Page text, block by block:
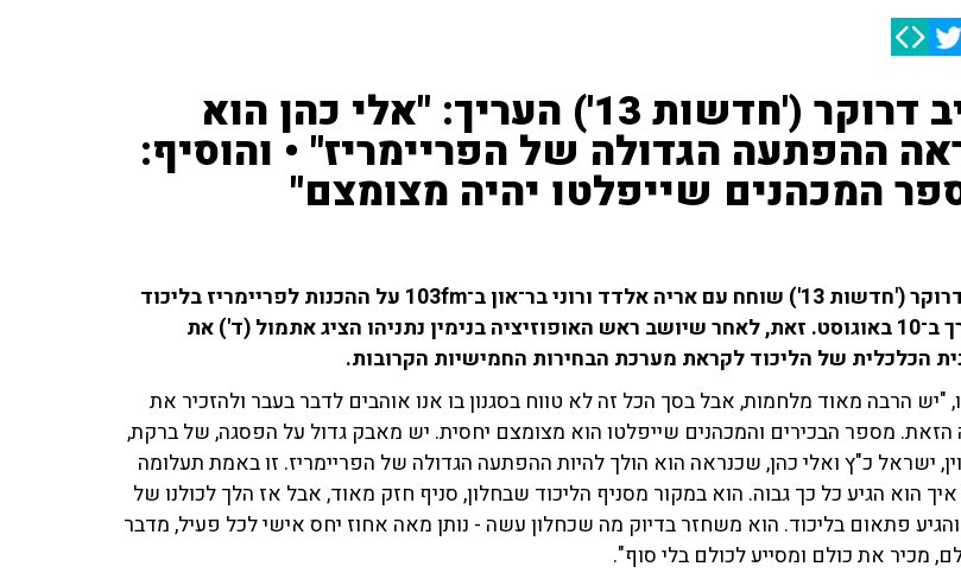
רביב דרוקר ('חדשות 13') העריך: "אלי כהן הוא
ההפתעה הגדולה של הפריימריז" • והוסיף:
המכהנים שייפלטו יהיה מצומצם"
רביב דרוקר ('חדשות 13') שוחח עם אריה אלדד ורוני בר־און ב־103fm על ההכנות לפריימריז בליכוד
שייערך ב־10 באוגוסט. זאת, לאחר שיושב ראש האופוזיציה בנימין נתניהו הציג אתמול (ד') את
הכלכלית של הליכוד לקראת מערכת הבחירות החמישיות הקרובות.
"יש הרבה מאוד מלחמות, אבל בסך הכל זה לא טווח בסגנון בו אנו אוהבים לדבר בעבר ולהזכיר את
הזאת. מספר הבכירים והמכהנים שייפלטו הוא מצומצם יחסית. יש מאבק גדול על הפסגה, של ברקת,
ישראל כ"ץ ואלי כהן, שכנראה הוא הולך להיות ההפתעה הגדולה של הפריימריז. זו באמת תעלומה
איך הוא הגיע כל כך גבוה. הוא במקור מסניף הליכוד שבחלון, סניף חזק מאוד, אבל אז הלך לכולנו של
והגיע פתאום בליכוד. הוא משחזר בדיוק מה שכחלון עשה - נותן מאה אחוז יחס אישי לכל פעיל, מדבר
מכיר את כולם ומסייע לכולם בלי סוף".